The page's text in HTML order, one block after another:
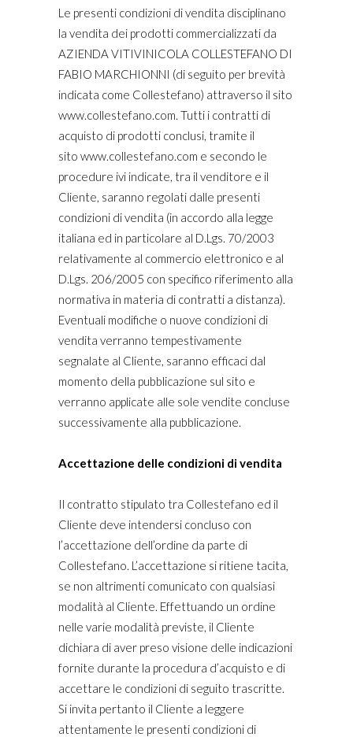
Le presenti condizioni di vendita disciplinano
la vendita dei prodotti commercializzati da
AZIENDA VITIVINICOLA COLLESTEFANO DI
FABIO MARCHIONNI (di seguito per brevità
indicata come Collestefano) attraverso il sito
www.collestefano.com. Tutti i contratti di
acquisto di prodotti conclusi, tramite il
sito www.collestefano.com e secondo le
procedure ivi indicate, tra il venditore e il
Cliente, saranno regolati dalle presenti
condizioni di vendita (in accordo alla legge
italiana ed in particolare al D.Lgs. 70/2003
relativamente al commercio elettronico e al
D.Lgs. 206/2005 con specifico riferimento alla
normativa in materia di contratti a distanza).
Eventuali modifiche o nuove condizioni di
vendita verranno tempestivamente
segnalate al Cliente, saranno efficaci dal
momento della pubblicazione sul sito e
verranno applicate alle sole vendite concluse
successivamente alla pubblicazione.
Accettazione delle condizioni di vendita
Il contratto stipulato tra Collestefano ed il
Cliente deve intendersi concluso con
l’accettazione dell’ordine da parte di
Collestefano. L’accettazione si ritiene tacita,
se non altrimenti comunicato con qualsiasi
modalità al Cliente. Effettuando un ordine
nelle varie modalità previste, il Cliente
dichiara di aver preso visione delle indicazioni
fornite durante la procedura d’acquisto e di
accettare le condizioni di seguito trascritte.
Si invita pertanto il Cliente a leggere
attentamente le presenti condizioni di